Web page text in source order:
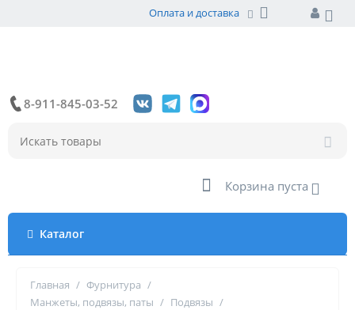
Оплата и доставка
8-911-845-03-52
Корзина пуста
Каталог
Главная / Фурнитура /
Манжеты, подвязы, паты / Подвязы /